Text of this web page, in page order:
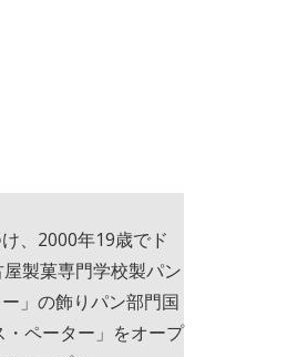
、2000年19歳でド
製菓専門学校製パン
」の飾りパン部門国
ペーター」をオープ